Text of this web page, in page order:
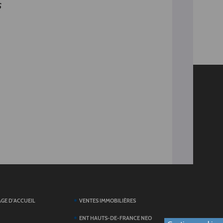
D'ACCUEIL VENTES IMMOBILIÈRES
ENT HAUTS-DE-FRANCE NEO